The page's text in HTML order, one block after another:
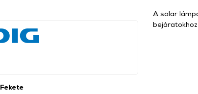
Fekete
A solar